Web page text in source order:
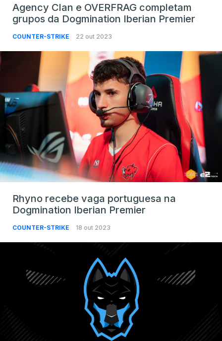
Agency Clan e OVERFRAG completam
grupos da Dogmination Iberian Premier
COUNTER-STRIKE 22 out 2023
Rhyno recebe vaga portuguesa na
Dogmination Iberian Premier
COUNTER-STRIKE 18 out 2023